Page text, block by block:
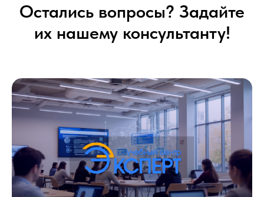
Остались вопросы? Задайте
их нашему консультанту!